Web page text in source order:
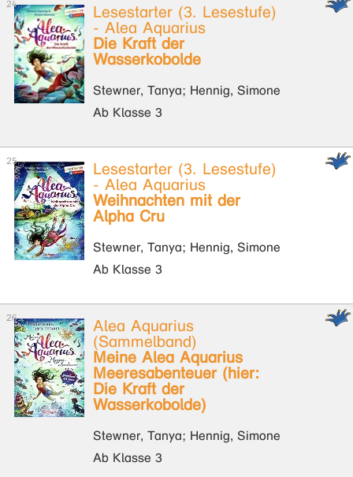
Lesestarter (3. Lesestufe)
- Alea Aquarius
Die Kraft der
Wasserkobolde
Stewner, Tanya; Hennig, Simone
Ab Klasse 3
Lesestarter (3. Lesestufe)
- Alea Aquarius
Weihnachten mit der
Alpha Cru
Stewner, Tanya; Hennig, Simone
Ab Klasse 3
Alea Aquarius
(Sammelband)
Meine Alea Aquarius
Meeresabenteuer (hier:
Die Kraft der
Wasserkobolde)
Stewner, Tanya; Hennig, Simone
Ab Klasse 3